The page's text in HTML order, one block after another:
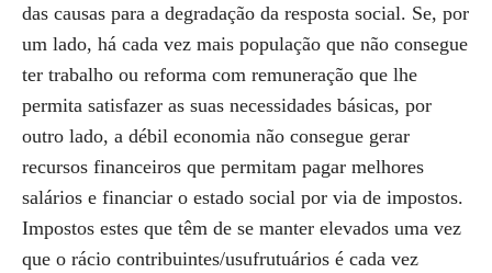
das causas para a degradação da resposta social. Se, por
um lado, há cada vez mais população que não consegue
ter trabalho ou reforma com remuneração que lhe
permita satisfazer as suas necessidades básicas, por
outro lado, a débil economia não consegue gerar
recursos financeiros que permitam pagar melhores
salários e financiar o estado social por via de impostos.
Impostos estes que têm de se manter elevados uma vez
que o rácio contribuintes/usufrutuários é cada vez